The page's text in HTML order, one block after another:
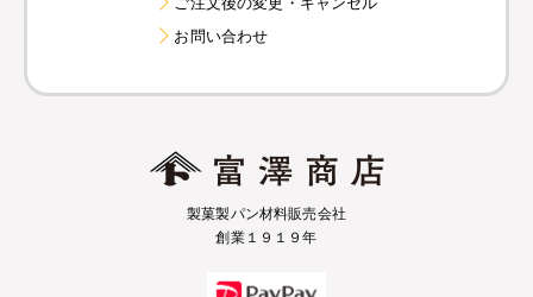
お問い合わせ
製菓製パン材料販売会社
創業１９１９年